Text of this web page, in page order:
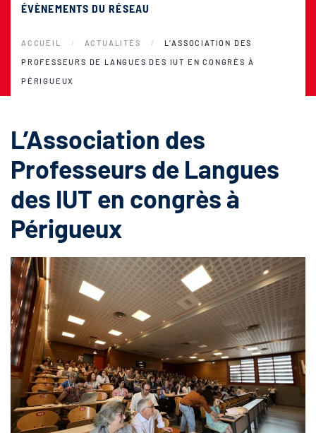
ÉVÈNEMENTS DU RÉSEAU
ACCUEIL ACTUALITÉS L’ASSOCIATION DES
PROFESSEURS DE LANGUES DES IUT EN CONGRÈS À
PÉRIGUEUX
L’Association des
Professeurs de Langues
des IUT en congrès à
Périgueux